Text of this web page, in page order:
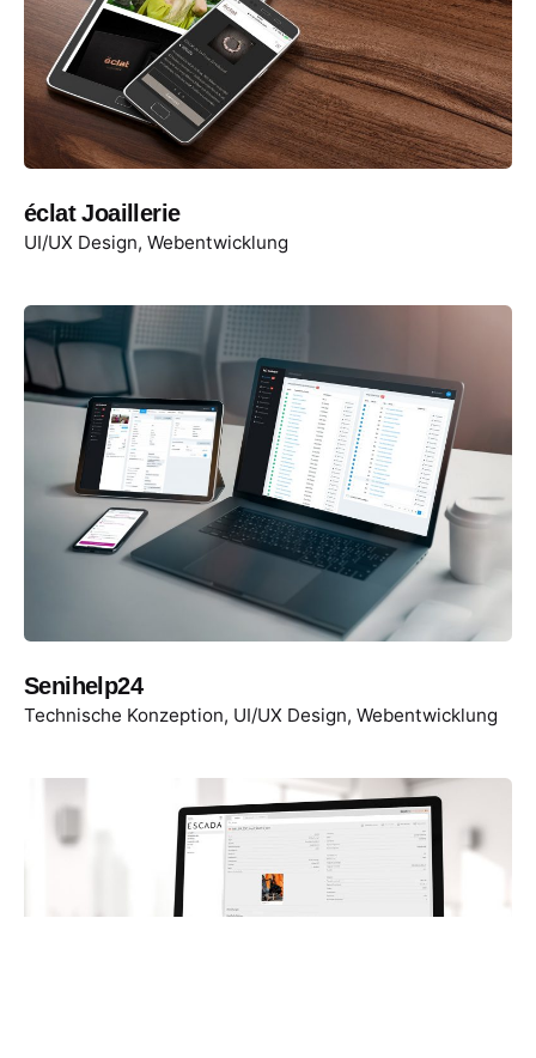
éclat Joaillerie
UI/UX Design Webentwicklung
Senihelp24
Technische Konzeption UI/UX Design Webentwicklung